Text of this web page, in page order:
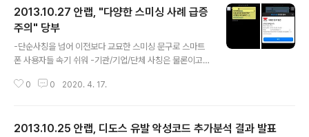
2013.10.27 안랩, "다양한 스미싱 사례 급증
주의" 당부
-단순사칭을 넘어 이전보다 교묘한 스미싱 문구로 스마트
폰 사용자들 속기 쉬워 -기관/기업/단체 사칭은 물론이고
지 내 URL 실행 자제, ‘알 수 없는 출처(소스)’의 허용 금지
다. 주민번호가 포함된 해외 IP 확인요청, 공공기관, 유명
0 0 2020. 4. 17.
2013.10.25 안랩, 디도스 유발 악성코드 추가분석 결과 발표